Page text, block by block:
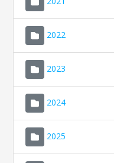
2022
2023
2024
2025